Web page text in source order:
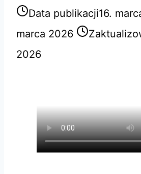
Data publikacji16.
marca 2026
2026